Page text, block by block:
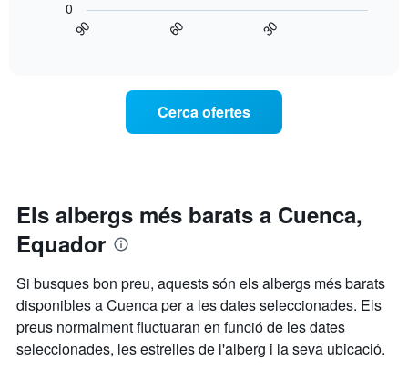
eix
Y
que
mostra
el
preu
mitjà
d'una
habitació
gràfic
s'acosta
la
data
de
El
gràfic
té
1
eix
90 60 30
0
Cerca ofertes
Els albergs més barats a Cuenca,
Equador
Si busques bon preu, aquests són els albergs més barats
disponibles a Cuenca per a les dates seleccionades. Els
preus normalment fluctuaran en funció de les dates
seleccionades, les estrelles de l'alberg i la seva ubicació.